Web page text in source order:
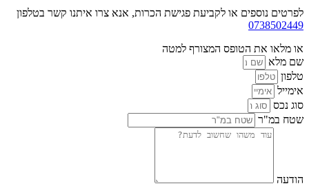
לפרטים נוספים או לקביעת פגישת הכרות, אנא צרו איתנו קשר בטלפון
0738502449
או מלאו את הטופס המצורף למטה
שם מלא
טלפון
אימייל
סוג נכס
שטח במ"ר
הודעה